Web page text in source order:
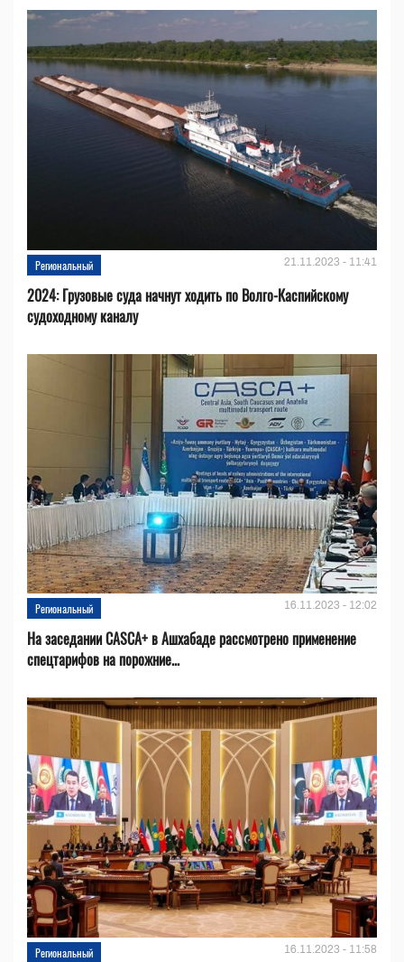
Региональный 21.11.2023 - 11:41
2024: Грузовые суда начнут ходить по Волго-Каспийскому
судоходному каналу
Региональный 16.11.2023 - 12:02
На заседании CASCA+ в Ашхабаде рассмотрено применение
спецтарифов на порожние...
Региональный 16.11.2023 - 11:58